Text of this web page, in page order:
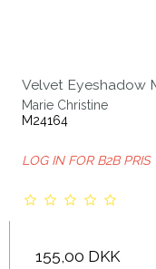
Velvet Eyeshadow
Marie Christine
M24164
LOG IN FOR B2B PRIS
155,00 DKK